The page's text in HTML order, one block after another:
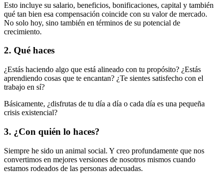
Esto incluye su salario, beneficios, bonificaciones, capital y también
qué tan bien esa compensación coincide con su valor de mercado.
No solo hoy, sino también en términos de su potencial de
crecimiento.
2. Qué haces
¿Estás haciendo algo que está alineado con tu propósito? ¿Estás
aprendiendo cosas que te encantan? ¿Te sientes satisfecho con el
trabajo en sí?
Básicamente, ¿disfrutas de tu día a día o cada día es una pequeña
crisis existencial?
3. ¿Con quién lo haces?
Siempre he sido un animal social. Y creo profundamente que nos
convertimos en mejores versiones de nosotros mismos cuando
estamos rodeados de las personas adecuadas.